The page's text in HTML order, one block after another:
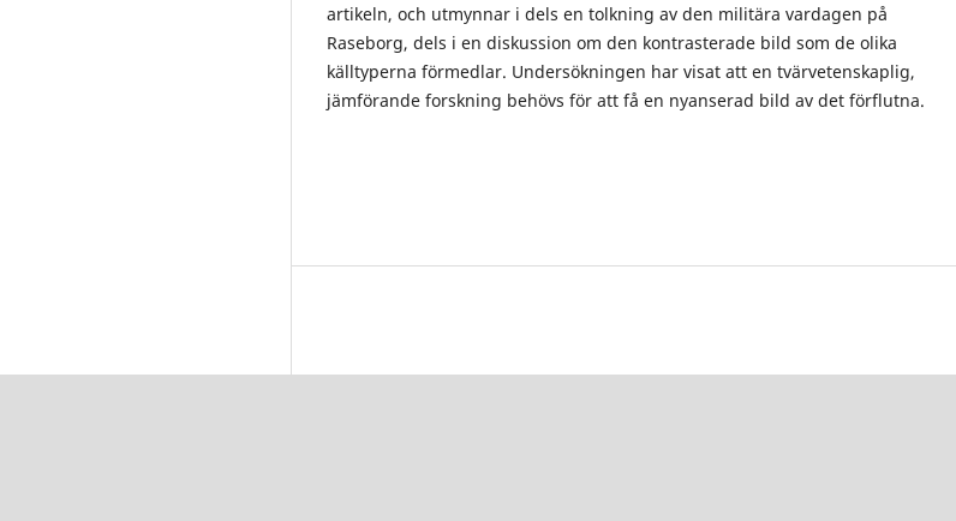
artikeln, och utmynnar i dels en tolkning av den militära vardagen på
Raseborg, dels i en diskussion om den kontrasterade bild som de olika
källtyperna förmedlar. Undersökningen har visat att en tvärvetenskaplig,
jämförande forskning behövs för att få en nyanserad bild av det förflutna.